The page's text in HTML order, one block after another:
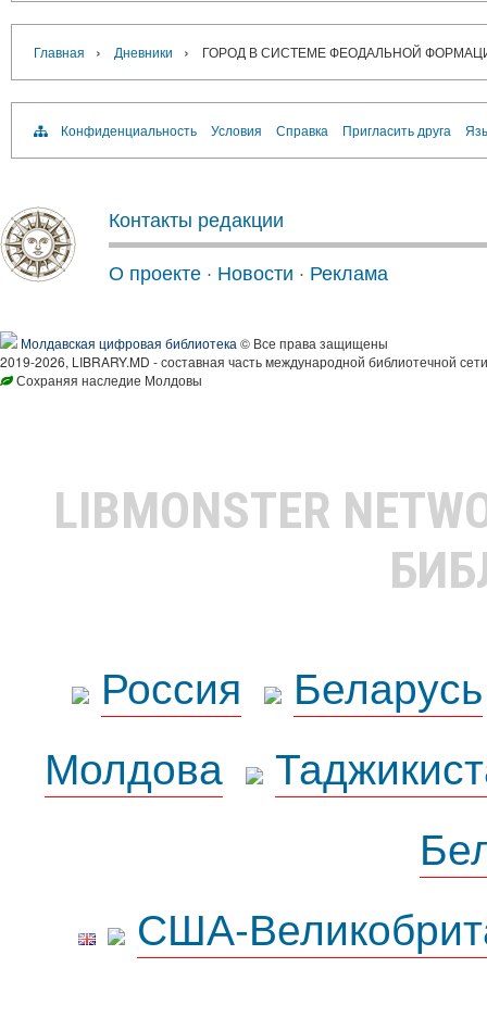
Главная › Дневники › ГОРОД В СИСТЕМЕ ФЕОДАЛЬНОЙ
Конфиденциальность Условия Справка Пригласить друга
Контакты редакции
О проекте · Новости · Реклама
Молдавская цифровая библиотека © Все права защищены
2019-2026, LIBRARY.MD - составная часть международной библиотечной
Сохраняя наследие Молдовы
LIBMONSTER
Россия
Беларусь
Молдова
США-